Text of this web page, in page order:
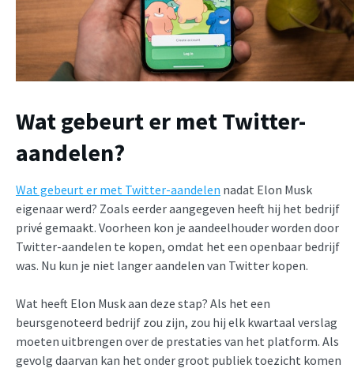
Wat gebeurt er met Twitter-
aandelen?
Wat gebeurt er met Twitter-aandelen nadat Elon Musk
eigenaar werd? Zoals eerder aangegeven heeft hij het bedrijf
privé gemaakt. Voorheen kon je aandeelhouder worden door
Twitter-aandelen te kopen, omdat het een openbaar bedrijf
was. Nu kun je niet langer aandelen van Twitter kopen.
Wat heeft Elon Musk aan deze stap? Als het een
beursgenoteerd bedrijf zou zijn, zou hij elk kwartaal verslag
moeten uitbrengen over de prestaties van het platform. Als
gevolg daarvan kan het onder groot publiek toezicht komen